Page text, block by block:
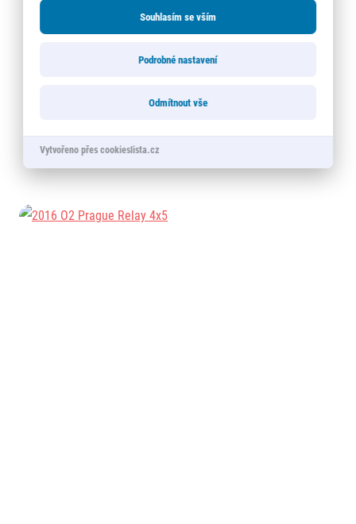
Souhlasím se vším
Podrobné nastavení
Odmítnout vše
Vytvořeno přes cookieslista.cz